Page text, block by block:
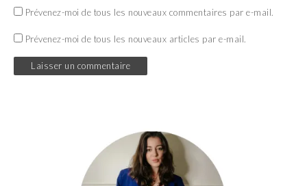
Prévenez-moi de tous les nouveaux commentaires par e-mail.
Prévenez-moi de tous les nouveaux articles par e-mail.